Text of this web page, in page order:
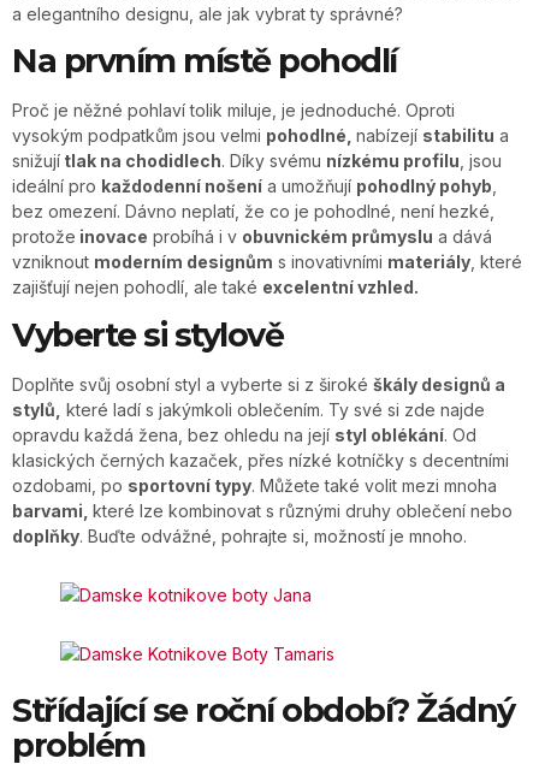
a elegantního designu, ale jak vybrat ty správné?
Na prvním místě pohodlí
Proč je něžné pohlaví tolik miluje, je jednoduché. Oproti
vysokým podpatkům jsou velmi pohodlné, nabízejí stabilitu a
snižují tlak na chodidlech. Díky svému nízkému profilu , jsou
ideální pro každodenní nošení a umožňují pohodlný pohyb
bez omezení. Dávno neplatí, že co je pohodlné, není hezké,
protože inovace probíhá i v obuvnickém průmyslu a dává
vzniknout moderním designům s inovativními materiály , které
zajišťují nejen pohodlí, ale také excelentní vzhled.
Vyberte si stylově
Doplňte svůj osobní styl a vyberte si z široké škály designů a
stylů, které ladí s jakýmkoli oblečením. Ty své si zde najde
opravdu každá žena, bez ohledu na její styl oblékání. Od
klasických černých kazaček, přes nízké kotníčky s decentními
ozdobami, po sportovní typy. Můžete také volit mezi mnoha
barvami, které lze kombinovat s různými druhy oblečení nebo
doplňky. Buďte odvážné, pohrajte si, možností je mnoho.
Střídající se roční období? Žádný
problém